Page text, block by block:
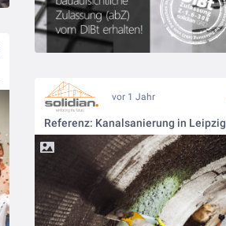
vor 1 Jahr
Referenz: Kanalsanierung in Leipzig